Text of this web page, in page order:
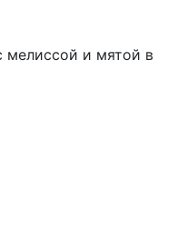
мелиссой и мятой в